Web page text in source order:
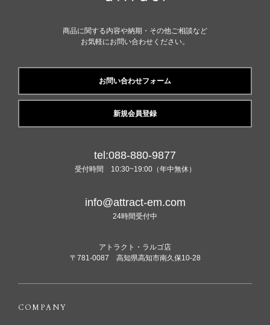
商品に関する内容や納期・その他ご相談など
お気軽にお問い合わせください。
お問い合わせフォーム
新規会員登録
tel:088-880-9877
受付時間 10:30~19:00（年中無休）
info@attract-em.com
24時間受付中
アトラクト・ラルゴ店
〒781-0087 高知県高知市南久保10-28
COMPANY